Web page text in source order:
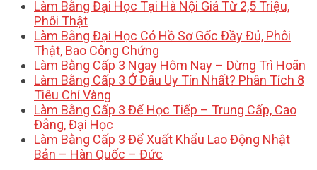
Làm Bằng Đại Học Tại Hà Nội Giá Từ 2,5 Triệu,
Phôi Thật
Làm Bằng Đại Học Có Hồ Sơ Gốc Đầy Đủ, Phôi
Thật, Bao Công Chứng
Làm Bằng Cấp 3 Ngay Hôm Nay – Dừng Trì Hoãn
Làm Bằng Cấp 3 Ở Đâu Uy Tín Nhất? Phân Tích 8
Tiêu Chí Vàng
Làm Bằng Cấp 3 Để Học Tiếp – Trung Cấp, Cao
Đẳng, Đại Học
Làm Bằng Cấp 3 Để Xuất Khẩu Lao Động Nhật
Bản – Hàn Quốc – Đức